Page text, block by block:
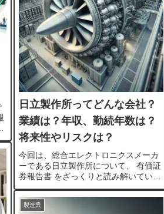
日立製作所ってどんな会社？
業績は？年収、勤続年数は？
将来性やリスクは？
今回は、総合エレクトロニクスメーカ
ーである日立製作所について、 有価証
券報告書 をざっくりと読み解いていき
たいと思います。時価総額は、2022年
10月現在6円、売上も2022年3月期では
10兆円。日経...
製造業